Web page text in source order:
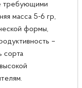
требующими
масса 5-6 гр,
формы,
–
сорта